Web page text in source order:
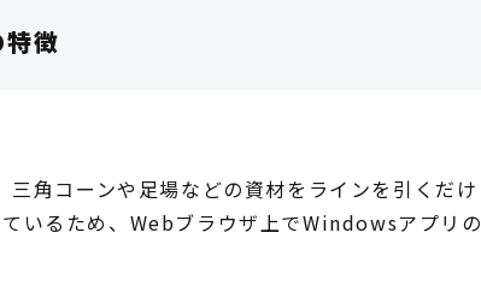
徴
角コーンや足場などの資材をラインを引くだけ
いるため、Webブラウザ上でWindowsアプリの